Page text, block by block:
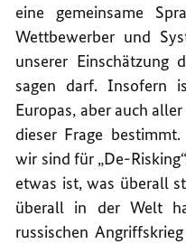
eine gemeinsame
Wettbewerber und
unserer Einschätzung
sagen darf. Insofern
Europas, aber auch
dieser Frage
wir sind für „De-
etwas ist, was überall
überall in der Welt
russischen